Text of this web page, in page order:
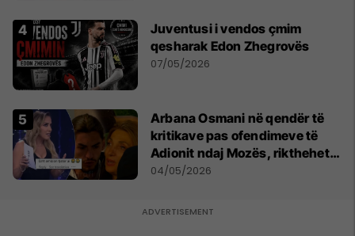
Juventusi i vendos çmim
qesharak Edon Zhegrovës
07/05/2026
Arbana Osmani në qendër të
kritikave pas ofendimeve të
Adionit ndaj Mozës, rikthehet
deklarata ‘Është emision tjetër
04/05/2026